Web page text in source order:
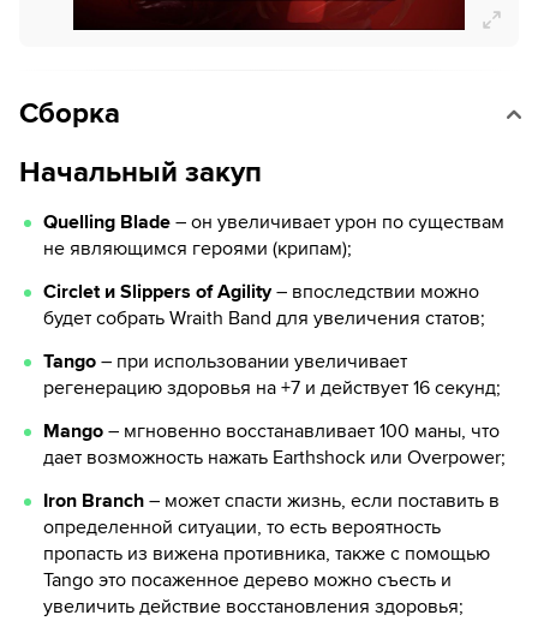
Сборка
Начальный закуп
Quelling Blade – он увеличивает урон по существам
не являющимся героями (крипам);
Circlet и Slippers of Agility– впоследствии можно
будет собрать Wraith Band для увеличения статов;
Tango – при использовании увеличивает
регенерацию здоровья на +7 и действует 16 секунд;
Mango – мгновенно восстанавливает 100 маны, что
дает возможность нажать Earthshock или Overpower;
Iron Branch – может спасти жизнь, если поставить в
определенной ситуации, то есть вероятность
пропасть из вижена противника, также с помощью
Tango это посаженное дерево можно съесть и
увеличить действие восстановления здоровья;